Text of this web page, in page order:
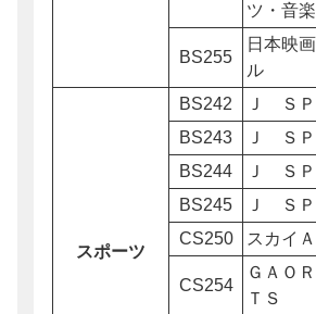
ツ・音楽
BS255
日本映
ル
スポーツ
BS242
Ｊ Ｓ
BS243
Ｊ Ｓ
BS244
Ｊ Ｓ
BS245
Ｊ Ｓ
CS250
スカイＡ
CS254
ＧＡＯ
ＴＳ